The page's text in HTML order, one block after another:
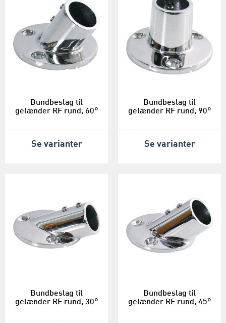
Bundbeslag til
gelænder RF rund, 60°
Se varianter
Bundbeslag til
gelænder RF rund, 90°
Se varianter
Bundbeslag til
gelænder RF rund, 30°
Bundbeslag til
gelænder RF rund, 45°